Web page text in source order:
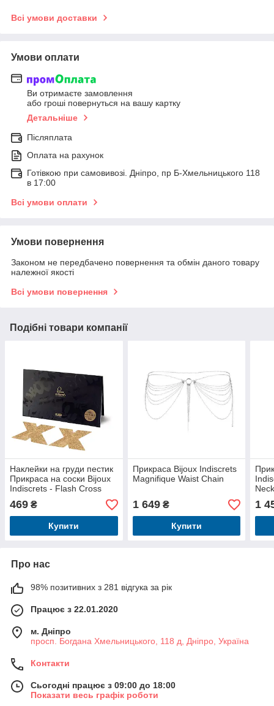
Всі умови доставки
Умови оплати
Ви отримаєте замовлення
або гроші повернуться на вашу картку
Детальніше
Післяплата
Оплата на рахунок
Готівкою при самовивозі. Дніпро, пр Б-Хмельницького 118
в 17:00
Всі умови оплати
Умови повернення
Законом не передбачено повернення та обмін даного товару
належної якості
Всі умови повернення
Подібні товари компанії
Наклейки на груди пестик
Прикраса на соски Bijoux
Indiscrets - Flash Cross
Gold
469 ₴
Купити
Прикраса Bijoux Indiscrets
Magnifique Waist Chain
1 649₴
Купити
1
Про нас
98% позитивних з 281 відгука за рік
Працює з 22.01.2020
м. Дніпро
просп. Богдана Хмельницького, 118 д, Дніпро, Україна
Контакти
Сьогодні працює з 09:00 до 18:00
Показати весь графік роботи